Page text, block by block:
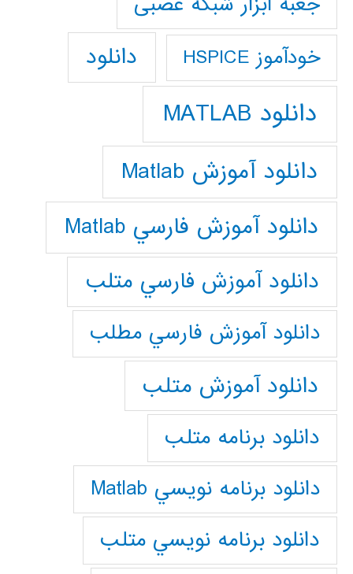
خودآموز HSPICE دانلود
دانلود MATLAB
دانلود آموزش Matlab
دانلود آموزش فارسي Matlab
دانلود آموزش فارسي متلب
دانلود آموزش فارسي مطلب
دانلود آموزش متلب
دانلود برنامه متلب
دانلود برنامه نويسي Matlab
دانلود برنامه نويسي متلب